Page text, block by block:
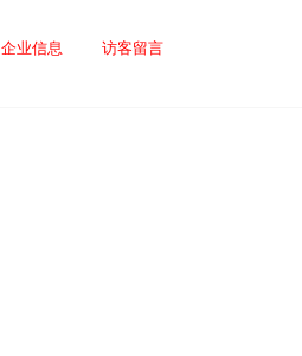
企业信息 访客留言